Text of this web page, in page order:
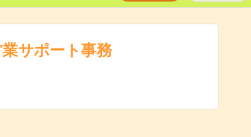
サポート事務